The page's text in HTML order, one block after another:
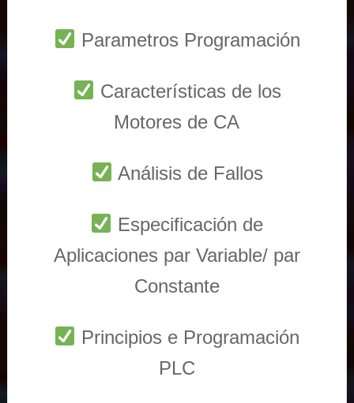
Parametros Programación
Características de los
Motores de CA
Análisis de Fallos
Especificación de
Aplicaciones par Variable/ par
Constante
Principios e Programación
PLC